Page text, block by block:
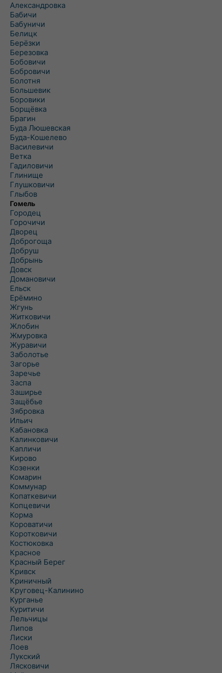
Александровка
Бабичи
Бабуничи
Белицк
Берёзки
Березовка
Бобовичи
Бобровичи
Болотня
Большевик
Боровики
Борщёвка
Брагин
Буда Люшевская
Буда-Кошелево
Василевичи
Ветка
Гадиловичи
Глинище
Глушковичи
Глыбов
Гомель
Городец
Горочичи
Дворец
Доброгоща
Добруш
Добрынь
Довск
Домановичи
Ельск
Ерёмино
Жгунь
Житковичи
Жлобин
Жмуровка
Журавичи
Заболотье
Загорье
Заречье
Заспа
Заширье
Защёбье
Зябровка
Ильич
Кабановка
Калинковичи
Капличи
Кирово
Козенки
Комарин
Коммунар
Копаткевичи
Копцевичи
Корма
Короватичи
Коротковичи
Костюковка
Красное
Красный Берег
Кривск
Криничный
Круговец-Калинино
Курганье
Куритичи
Лельчицы
Липов
Лиски
Лоев
Лукский
Лясковичи